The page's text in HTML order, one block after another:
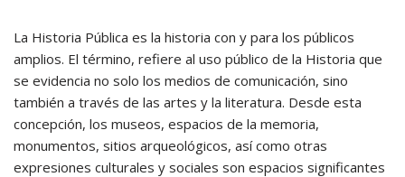
La Historia Pública es la historia con y para los públicos
amplios. El término, refiere al uso público de la Historia que
se evidencia no solo los medios de comunicación, sino
también a través de las artes y la literatura. Desde esta
concepción, los museos, espacios de la memoria,
monumentos, sitios arqueológicos, así como otras
expresiones culturales y sociales son espacios significantes